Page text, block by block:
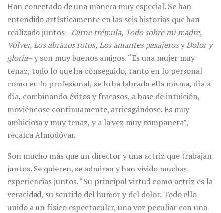
Han conectado de una manera muy especial. Se han
entendido artísticamente en las seis historias que han
realizado juntos –Carne trémula, Todo sobre mi madre,
Volver, Los abrazos rotos, Los amantes pasajerosyDolor y
gloria– y son muy buenos amigos. “Es una mujer muy
tenaz, todo lo que ha conseguido, tanto en lo personal
como en lo profesional, se lo ha labrado ella misma, día a
día, combinando éxitos y fracasos, a base de intuición,
moviéndose continuamente, arriesgándose. Es muy
ambiciosa y muy tenaz, y a la vez muy compañera”,
recalca Almodóvar.
Son mucho más que un director y una actriz que trabajan
juntos. Se quieren, se admiran y han vivido muchas
experiencias juntos. “Su principal virtud como actriz es la
veracidad, su sentido del humor y del dolor. Todo ello
unido a un físico espectacular, una voz peculiar con una